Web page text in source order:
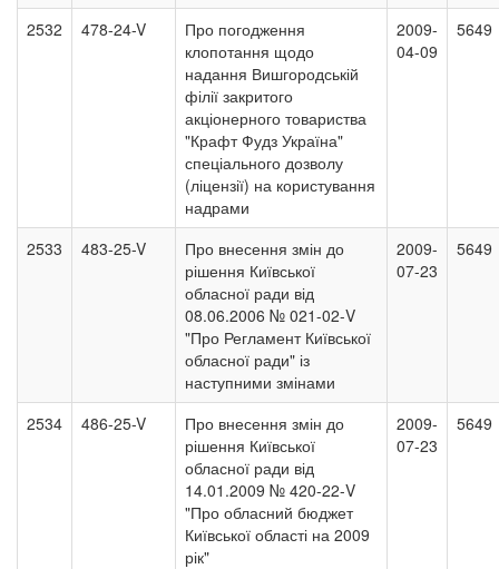
2532 478-24-V
Про погодження
клопотання щодо
надання Вишгородській
філії закритого
акціонерного товариства
"Крафт Фудз Україна"
спеціального дозволу
(ліцензії) на користування
надрами
2009-
04-09
5649
2533 483-25-V
Про внесення змін до
рішення Київської
обласної ради від
08.06.2006 № 021-02-V
"Про Регламент Київської
обласної ради" із
наступними змінами
2009-
07-23
5649
2534 486-25-V
Про внесення змін до
рішення Київської
обласної ради від
14.01.2009 № 420-22-V
"Про обласний бюджет
Київської області на 2009
рік"
2009-
07-23
5649